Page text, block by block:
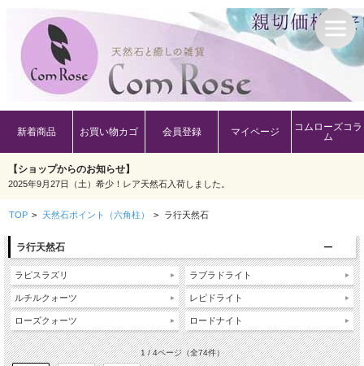
新着商品 お買い物カゴ 会員登録 マイページ
コムローズコラ
ム
【ショップからのお知らせ】
2025年9月27日（土）希少！レア天然石入荷しました。
TOP > 天然石ポイント（六角柱） > ラ行天然石
ラ行天然石
ラピスラズリ
ルチルクォーツ
ローズクォーツ
ラブラドライト
レピドライト
ロードナイト
1 / 4ページ（全74件）